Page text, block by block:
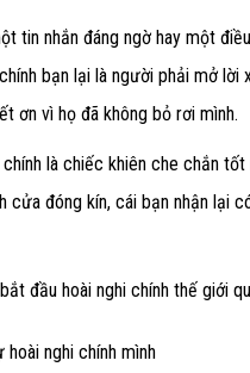
tin nhắn đáng ngờ hay một
bạn lại là người phải mở lời
ơn vì họ đã không bỏ rơi mình.
chính là chiếc khiên che chắn
đóng kín, cái bạn nhận lại
đầu hoài nghi chính thế giới
nghi chính mình